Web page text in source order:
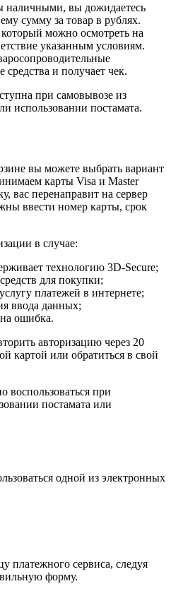
наличными, вы дожидаетесь
сумму за товар в рублях.
который можно осмотреть на
указанным условиям.
и получает чек.
при самовывозе из
использовании постамата.
вы можете выбрать вариант
карты Visa и Master
вас перенаправит на сервер
ввести номер карты, срок
в случае:
технологию 3D-Secure;
для покупки;
платежей в интернете;
ввода данных;
ошибка.
авторизацию через 20
картой или обратиться в свой
воспользоваться при
постамата или
одной из электронных
платежного сервиса, следуя
форму.